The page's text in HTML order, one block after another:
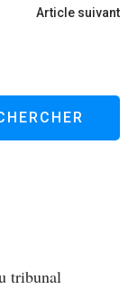
Article suivant
tribunal